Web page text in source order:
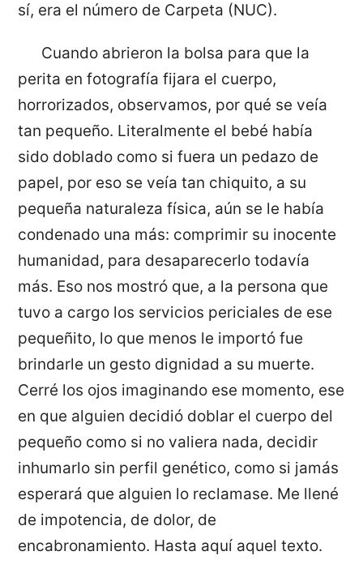
sí, era el número de Carpeta (NUC).
Cuando abrieron la bolsa para que la
perita en fotografía fijara el cuerpo,
horrorizados, observamos, por qué se veía
tan pequeño. Literalmente el bebé había
sido doblado como si fuera un pedazo de
papel, por eso se veía tan chiquito, a su
pequeña naturaleza física, aún se le había
condenado una más: comprimir su inocente
humanidad, para desaparecerlo todavía
más. Eso nos mostró que, a la persona que
tuvo a cargo los servicios periciales de ese
pequeñito, lo que menos le importó fue
brindarle un gesto dignidad a su muerte.
Cerré los ojos imaginando ese momento, ese
en que alguien decidió doblar el cuerpo del
pequeño como si no valiera nada, decidir
inhumarlo sin perfil genético, como si jamás
esperará que alguien lo reclamase. Me llené
de impotencia, de dolor, de
encabronamiento. Hasta aquí aquel texto.